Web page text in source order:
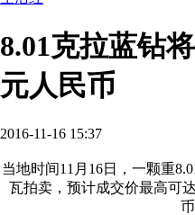
8.01克拉蓝钻
元人民币
2016-11-16 15:37
当地时间11月16日，一颗重
瓦拍卖，预计成交价最高可
币